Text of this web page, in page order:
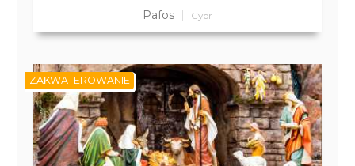
Pafos Cypr
ZAKWATEROWANIE